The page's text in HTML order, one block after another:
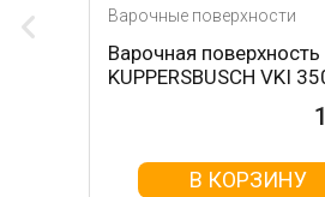
Варочные поверхности
Варочная поверхность
KUPPERSBUSCH VKI
В КОРЗИНУ
Варочные поверхности
Варочная поверхность
T68FS6RX2
В КОРЗИНУ